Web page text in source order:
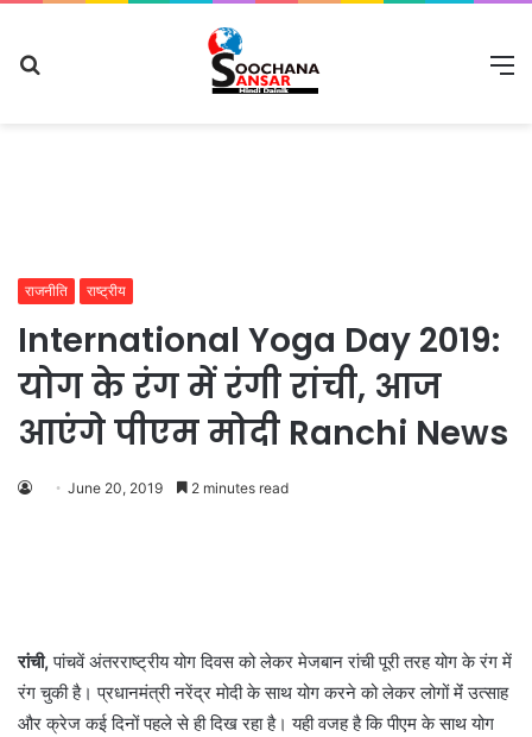
राजनीति राष्ट्रीय
International Yoga Day 2019:
योग के रंग में रंगी रांची, आज
आएंगे पीएम मोदी Ranchi News
June 20, 2019 2 minutes read
रांची,पांचवें अंतरराष्ट्रीय योग दिवस को लेकर मेजबान रांची पूरी तरह योग के रंग में
रंग चुकी है। प्रधानमंत्री नरेंद्र मोदी के साथ योग करने को लेकर लोगों मेंं उत्साह
और क्रेज कई दिनों पहले से ही दिख रहा है। यही वजह है कि पीएम के साथ योग